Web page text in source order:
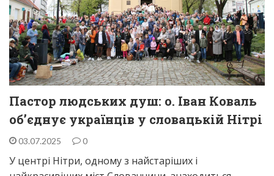
Пастор людських душ: о. Іван Коваль
об’єднує українців у словацькій Нітрі
03.07.2025 0
У центрі Нітри, одному з найстаріших і